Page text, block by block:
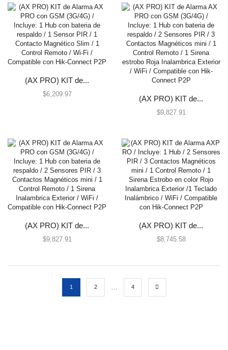
AX HUB Series
AX Hybrid PRO Series
AX PRO Series
Hybrid Series
Honeywell Total Connect
Comunicadores
Paneles de Alarma
Servicios AlarmNet / Total Connect
Teclados
Megafonía y Audioevacuación
Receptores Inalámbricos
(AX PRO) KIT de...
$6,209.97
(AX PRO) KIT de...
$9,827.91
(AX PRO) KIT de...
$9,827.91
(AX PRO) KIT de...
$8,745.58
1 2 4